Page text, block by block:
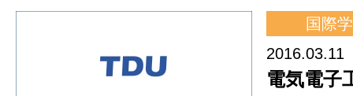
国際
2016.03.11
電気電子